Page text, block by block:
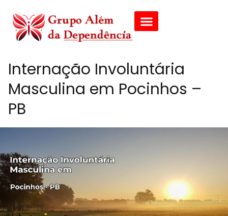
Internação Involuntária
Masculina em Pocinhos –
PB